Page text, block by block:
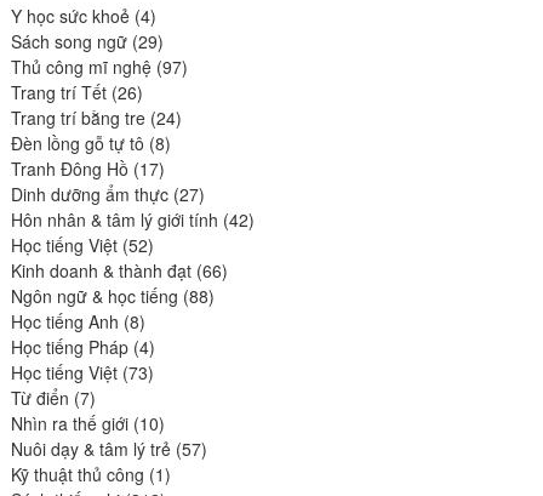
Y học sức khoẻ 44
produits
Sách song ngữ 2929
produits
Thủ công mĩ nghệ 9797
Trang trí Tết 2626
produits
Trang trí bằng tre 2424
Đèn lồng gỗ tự tô 88
produits
Tranh Đông Hồ 1717
produits
Dinh dưỡng ẩm thực 2727
produits
Hôn nhân & tâm lý giới tính 4242
Học tiếng Việt 5252
produits
Kinh doanh & thành đạt 6666
Ngôn ngữ & học tiếng 8888
Học tiếng Anh 88
produits
Học tiếng Pháp 44
produits
Học tiếng Việt 7373
Từ điển 77
produits
Nhìn ra thế giới 1010
produits
Nuôi dạy & tâm lý trẻ 5757
Kỹ thuật thủ công 11